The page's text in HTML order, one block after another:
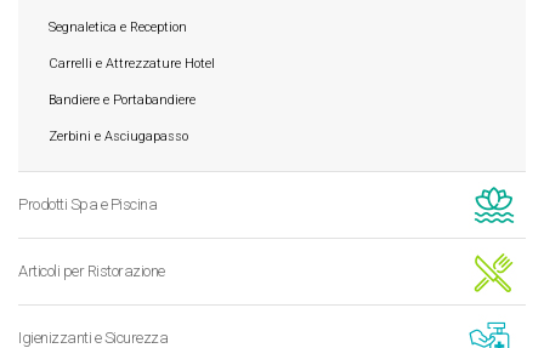
Segnaletica e Reception
Carrelli e Attrezzature Hotel
Bandiere e Portabandiere
Zerbini e Asciugapasso
Prodotti Spa e Piscina
Articoli per Ristorazione
Igienizzanti e Sicurezza